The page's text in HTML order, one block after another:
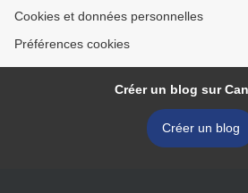
Cookies et données personnelles
Préférences cookies
Créer un blog sur
Créer un blog